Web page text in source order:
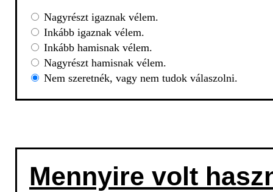
Nagyrészt igaznak vélem.
Inkább igaznak vélem.
Inkább hamisnak vélem.
Nagyrészt hamisnak vélem.
Nem szeretnék, vagy nem tudok válaszolni.
Mennyire volt